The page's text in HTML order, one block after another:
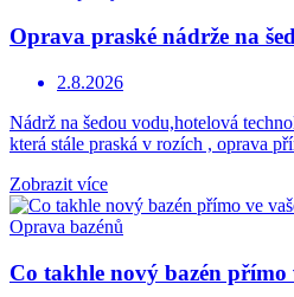
Oprava praské nádrže na
2.8.2026
Nádrž na šedou vodu,hotelová
která stále praská v rozích , oprava
Zobrazit více
Oprava bazénů
Co takhle nový bazén přímo